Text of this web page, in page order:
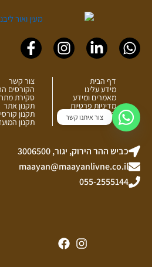
צור איתנו קשר
Whatsapp
Linkedin-
in
Instagram
f
דף הבית
מידע עלינו
מאמרים ומידע
מדיניות פרטיות
הצהרת נגישות
צור קשר
הקורסים
סקירת
תקנון אתר
תקנון
תקנון
כביש ההר הירוק, יגור, 3006500
maayan@maayanlivne.co.il
055-2555144
Instagram
Facebook